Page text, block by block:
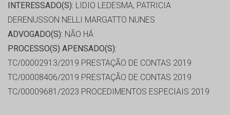
INTERESSADO(S): LIDIO LEDESMA, PATRICIA
DERENUSSON NELLI MARGATTO NUNES
ADVOGADO(S): NÃO HÁ
PROCESSO(S) APENSADO(S):
TC/00002913/2019 PRESTAÇÃO DE CONTAS 2019
TC/00008406/2019 PRESTAÇÃO DE CONTAS 2019
TC/00009681/2023 PROCEDIMENTOS ESPECIAIS 2019